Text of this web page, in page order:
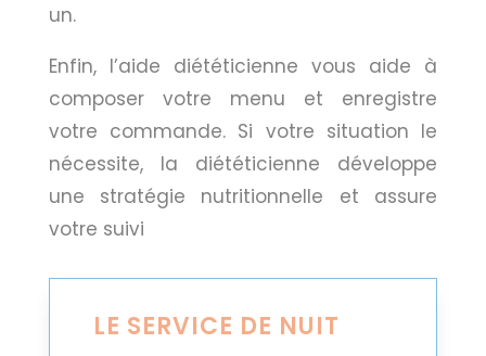
un.
Enfin, l’aide diététicienne vous aide à
composer votre menu et enregistre
votre commande. Si votre situation le
nécessite, la diététicienne développe
une stratégie nutritionnelle et assure
votre suivi
LE SERVICE DE NUIT